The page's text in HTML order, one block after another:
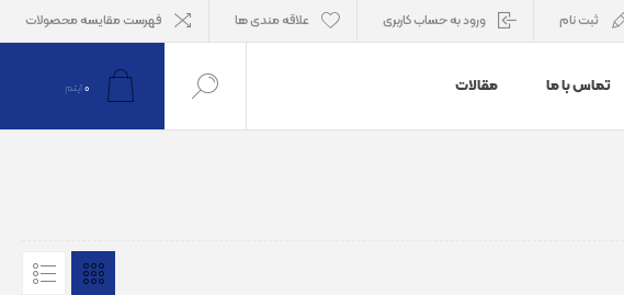
ثبت نام ورود به حساب کاربری علاقه مندی ها فهرست مقایسه محصولات
تماس با ما مقالات 0آیتم